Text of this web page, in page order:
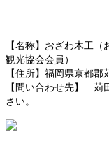
【名称】おざわ木工
観光協会会員）
【住所】福岡県京都郡
【問い合わせ先】 苅
さい。